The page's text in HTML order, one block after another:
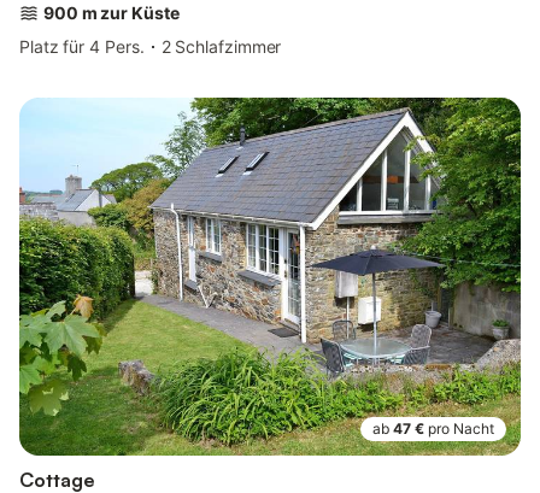
900 m zur Küste
Platz für 4 Pers.
2 Schlafzimmer
ab 47 € pro Nacht
Cottage